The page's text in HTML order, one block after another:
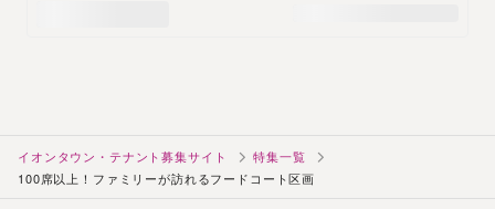
イオンタウン・テナント募集サイト
特集一覧
100席以上！ファミリーが訪れるフードコート区画